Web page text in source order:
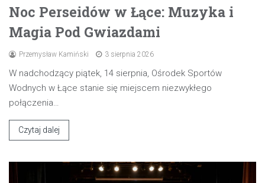
Noc Perseidów w Łące: Muzyka i
Magia Pod Gwiazdami
Przemysław Kamiński 3 sierpnia 2026
W nadchodzący piątek, 14 sierpnia, Ośrodek Sportów
Wodnych w Łące stanie się miejscem niezwykłego
połączenia…
Czytaj dalej